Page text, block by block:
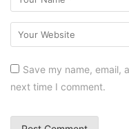
Save my name, email,
next time I comment.